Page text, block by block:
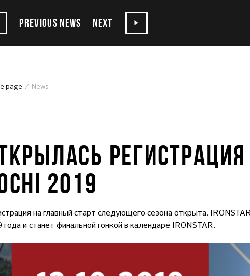
PREVIOUS NEWS NEXT
page News
РЕГИСТРАЦИЯ
2019
на главный старт следующего сезона открыта.
года и станет финальной гонкой в календаре IRONSTAR.